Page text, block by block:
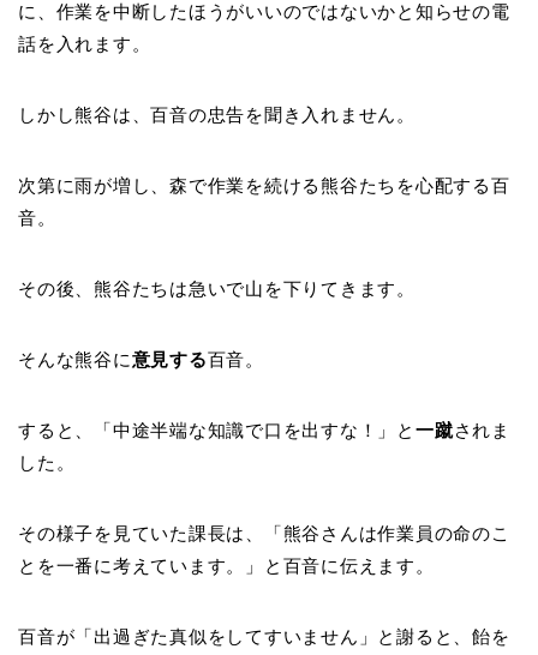
に、作業を中断したほうがいいのではないかと知らせの電
話を入れます。
しかし熊谷は、百音の忠告を聞き入れません。
次第に雨が増し、森で作業を続ける熊谷たちを心配する百
音。
その後、熊谷たちは急いで山を下りてきます。
そんな熊谷に意見する百音。
すると、「中途半端な知識で口を出すな！」と 一蹴されま
した。
その様子を見ていた課長は、「熊谷さんは作業員の命のこ
とを一番に考えています。」と百音に伝えます。
百音が「出過ぎた真似をしてすいません」と謝ると、飴を